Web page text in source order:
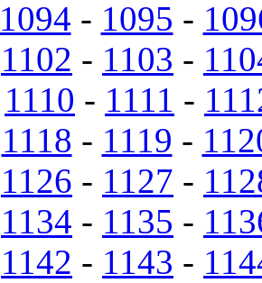
1094 - 1095 -
1102 - 1103 -
1110 - 1111 -
1118 - 1119 -
1126 - 1127 -
1134 - 1135 -
1142 - 1143 -